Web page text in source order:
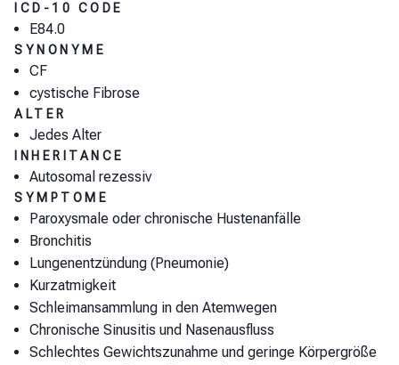
ICD-10 CODE
E84.0
SYNONYME
CF
cystische Fibrose
ALTER
Jedes Alter
INHERITANCE
Autosomal rezessiv
SYMPTOME
Paroxysmale oder chronische Hustenanfälle
Bronchitis
Lungenentzündung (Pneumonie)
Kurzatmigkeit
Schleimansammlung in den Atemwegen
Chronische Sinusitis und Nasenausfluss
Schlechtes Gewichtszunahme und geringe Körpergröße